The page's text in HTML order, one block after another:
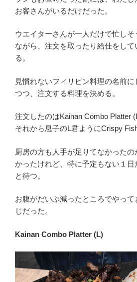
お客さんがいるだけだった。
ウエイターさんが一人だけで忙しそ
ながら、注文を取ったり給仕をし
る。
見慣れないフィリピン料理の名前
つつ、注文する料理を決める。
注文したのはKainan Combo Platter
それから息子のL君ようにCrispy Fish
厨房の方も人手が足りてなかった
かったけれど、特に予定もない１日
と待つ。
お腹がだいぶ減ったところでやっ
じだった。
Kainan Combo Platter (L)